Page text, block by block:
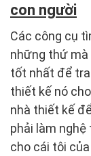
con người
Các công cụ
những thứ mà
tốt nhất để
thiết kế nó
nhà thiết kế
phải làm nghệ
cho cái tôi